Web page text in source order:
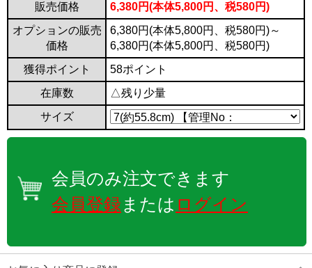
販売価格
6,380円(本体5,800円、税580円)
オプションの販売
価格
6,380円(本体5,800円、税580円)～
6,380円(本体5,800円、税580円)
獲得ポイント
58ポイント
在庫数
△残り少量
サイズ
会員のみ注文できます
会員登録または ログイン